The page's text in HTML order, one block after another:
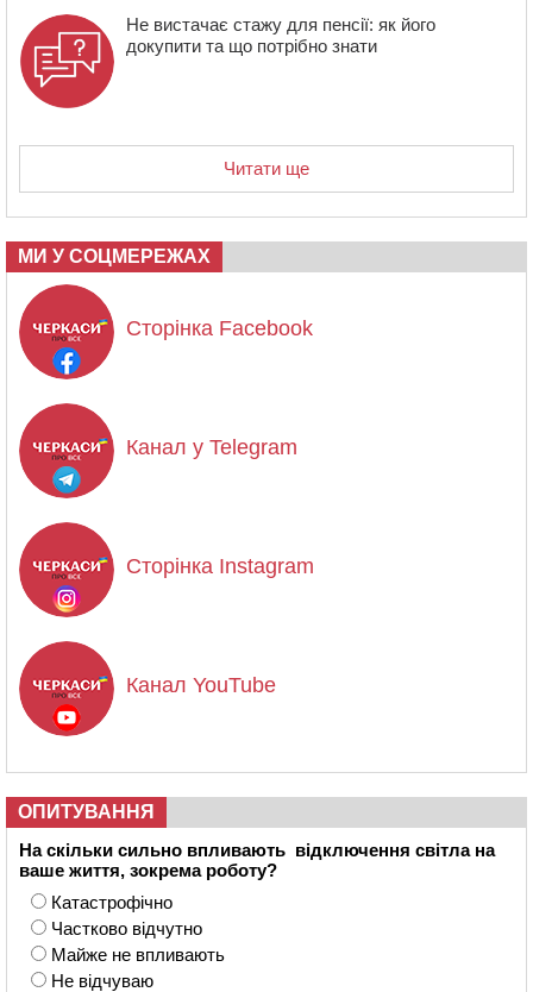
Не вистачає стажу для пенсії: як його
докупити та що потрібно знати
Читати ще
МИ У СОЦМЕРЕЖАХ
Сторінка Facebook
Канал у Telegram
Сторінка Instagram
Канал YouTube
ОПИТУВАННЯ
На скільки сильно впливають відключення світла на
ваше життя, зокрема роботу?
Катастрофічно
Частково відчутно
Майже не впливають
Не відчуваю